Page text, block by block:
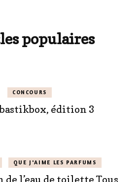
populaires
CONCOURS
édition 3
QUE J'AIME LES PARFUMS